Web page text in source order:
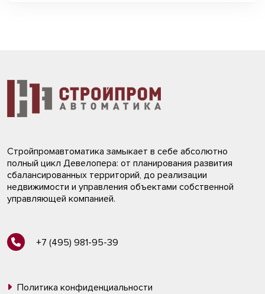
Стройпромавтоматика замыкает в себе абсолютно
полный цикл Девелопера: от планирования развития
сбалансированных территорий, до реализации
недвижимости и управления объектами собственной
управляющей компанией.
+7 (495) 981-95-39
Политика конфиденциальности